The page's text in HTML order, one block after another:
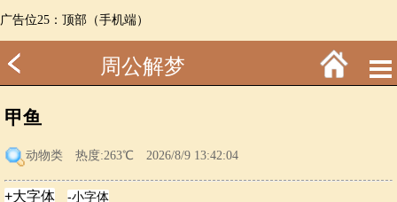
广告位25：顶部（手机端）
周公解梦
甲鱼
动物类 热度:263℃ 2026/8/9 13:42:04